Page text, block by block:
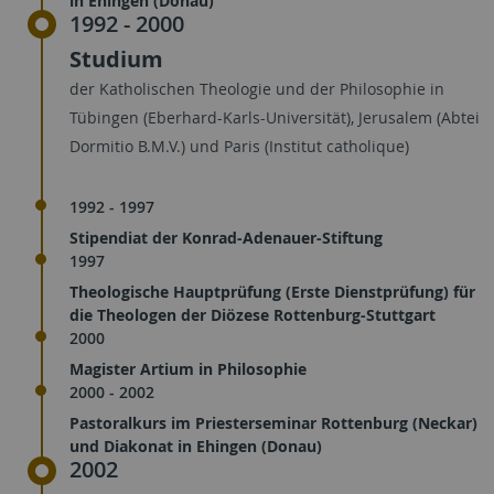
1992 - 2000
Studium
der Katholischen Theologie und der Philosophie in
Tübingen (Eberhard-Karls-Universität), Jerusalem (Abtei
Dormitio B.M.V.) und Paris (Institut catholique)
1992 - 1997
Stipendiat der Konrad-Adenauer-Stiftung
1997
Theologische Hauptprüfung (Erste Dienstprüfung) für
die Theologen der Diözese Rottenburg-Stuttgart
2000
Magister Artium in Philosophie
2000 - 2002
Pastoralkurs im Priesterseminar Rottenburg (Neckar)
und Diakonat in Ehingen (Donau)
2002